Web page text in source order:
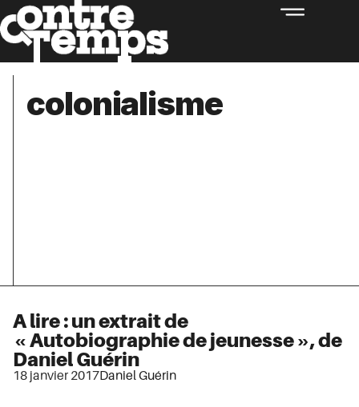
colonialisme
A lire : un extrait de
« Autobiographie de jeunesse », de
Daniel Guérin
18 janvier 2017Daniel Guérin